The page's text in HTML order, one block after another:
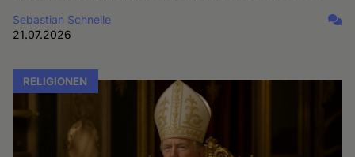
Sebastian Schnelle
21.07.2026
RELIGIONEN